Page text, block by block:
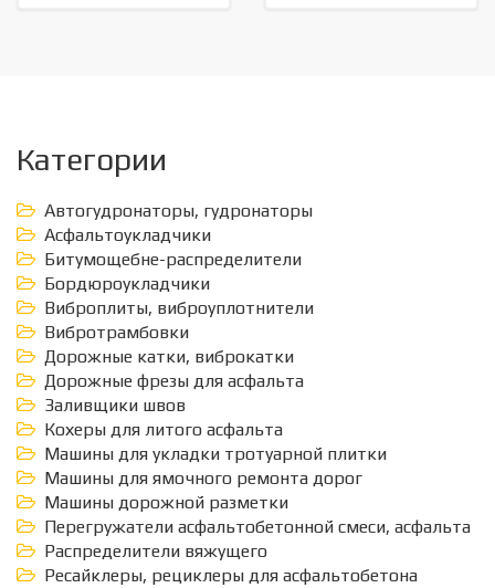
Категории
Автогудронаторы, гудронаторы
Асфальтоукладчики
Битумощебне-распределители
Бордюроукладчики
Виброплиты, виброуплотнители
Вибротрамбовки
Дорожные катки, виброкатки
Дорожные фрезы для асфальта
Заливщики швов
Кохеры для литого асфальта
Машины для укладки тротуарной плитки
Машины для ямочного ремонта дорог
Машины дорожной разметки
Перегружатели асфальтобетонной смеси, асфальта
Распределители вяжущего
Ресайклеры, рециклеры для асфальтобетона